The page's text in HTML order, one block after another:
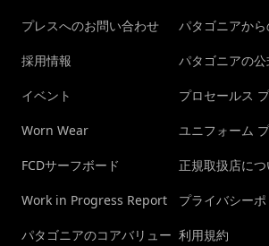
プレスへのお問い合わせ
採用情報
イベント
Worn Wear
FCDサーフボード
Work in Progress Report
パタゴニアのコアバリュー
パタゴニアか
パタゴニアの公
プロセールス
ユニフォーム
正規取扱店につ
プライバシー
利用規約